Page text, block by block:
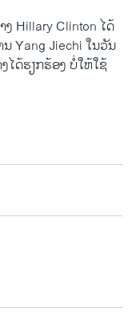
Hillary Clinton ໄດ້
Yang Jiechi ໃນວັນ
ໄດ້ຮຽກຮ້ອງ ບໍ່ໃຫ້ໃຊ້